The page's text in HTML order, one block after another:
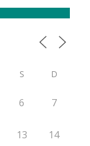
S D
6 7
13 14